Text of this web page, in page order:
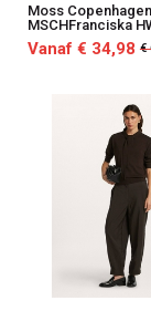
Moss Copenhagen
MSCHFranciska
Vanaf € 34,98 €